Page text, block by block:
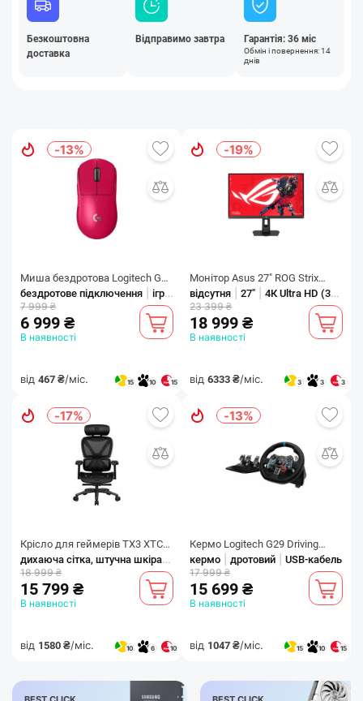
Безкоштовна
доставка
Відправимо завтра Гарантія: 36 міс
Обмін і повернення: 14
днів
-13%
Миша бездротова Logitech G
Pro X Superlight 2 Magenta (910-
006797)
бездротове підключення ігрова |оптичний сенсор
7 999 ₴
6 999 ₴
В наявності
від 467 ₴/міс. 15 10 15
-19%
Монітор Asus 27" ROG Strix
XG27UCGR (90LM0CS0-B01371)
IPS Black 485Hz
відсутня 27"
4К Ultra HD (3840х2160)
23 399 ₴
18 999 ₴
В наявності
від 6333 ₴/міс. 3 3 3
-17%
Крісло для геймерів TX3 XTC
Mesh Black (TEGC-3054101.11)дихаюча сітка, штучна шкіра
| з регулюванням кута нахилу спинки
18 999 ₴
15 799 ₴
В наявності
від 1580 ₴/міс. 10 6 10
-13%
Кермо Logitech G29 Driving
Force Racing Wheel USB (941-
000112)
кермо дротовий
USB-кабель
17 999 ₴
15 699 ₴
В наявності
від 1047 ₴/міс. 15 10 15